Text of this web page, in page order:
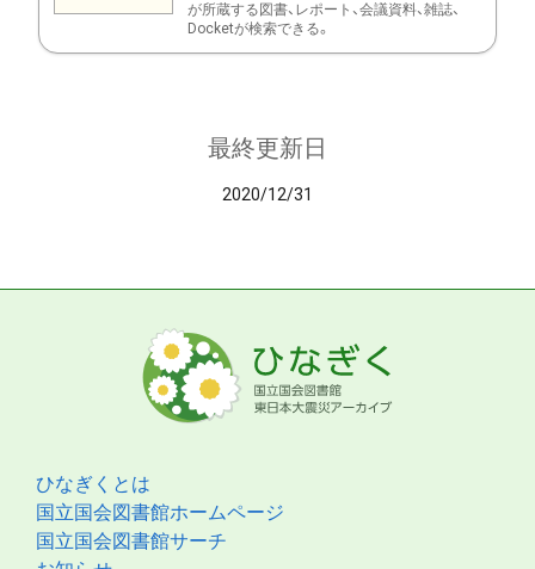
が所蔵する図書、レポート、会議資料、雑誌、
Docketが検索できる。
最終更新日
2020/12/31
ひなぎくとは
国立国会図書館ホームページ
国立国会図書館サーチ